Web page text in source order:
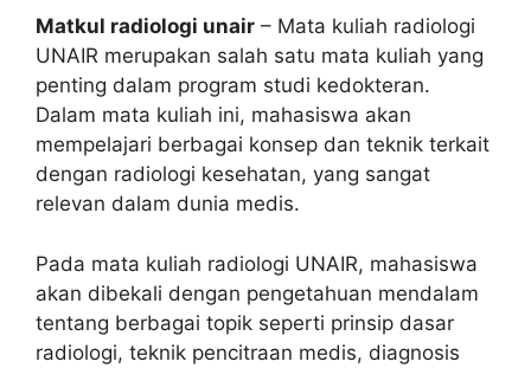
Matkul radiologi unair – Mata kuliah radiologi
UNAIR merupakan salah satu mata kuliah yang
penting dalam program studi kedokteran.
Dalam mata kuliah ini, mahasiswa akan
mempelajari berbagai konsep dan teknik terkait
dengan radiologi kesehatan, yang sangat
relevan dalam dunia medis.
Pada mata kuliah radiologi UNAIR, mahasiswa
akan dibekali dengan pengetahuan mendalam
tentang berbagai topik seperti prinsip dasar
radiologi, teknik pencitraan medis, diagnosis